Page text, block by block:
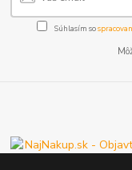
Súhlasím so